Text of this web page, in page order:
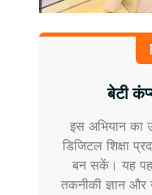
बेटी
इस अभियान का
डिजिटल शिक्षा
बन सकें। यह
तकनीकी ज्ञान और